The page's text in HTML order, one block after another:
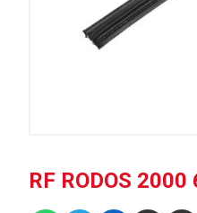
RF RODOS